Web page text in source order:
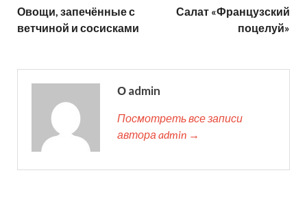
Овощи, запечённые с
ветчиной и сосисками
Салат «Французский
поцелуй»
О admin
Посмотреть все записи
автора admin →